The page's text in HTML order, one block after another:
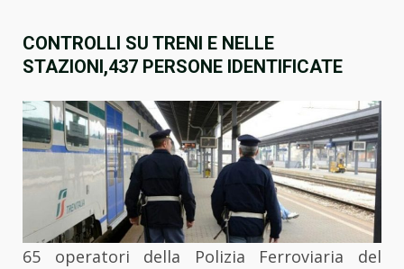
CONTROLLI SU TRENI E NELLE
STAZIONI,437 PERSONE IDENTIFICATE
65 operatori della Polizia Ferroviaria del